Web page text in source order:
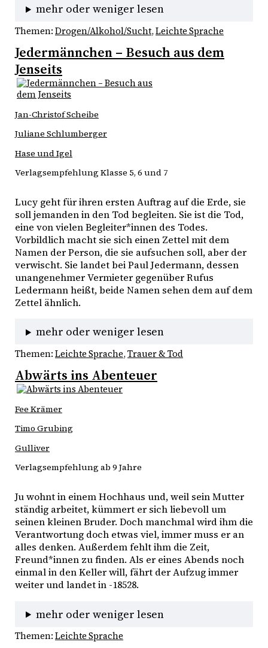
mehr oder weniger lesen
Themen: Drogen/Alkohol/Sucht, Leichte Sprache
Jedermännchen – Besuch aus dem
Jenseits
Jan-Christof Scheibe
Juliane Schlumberger
Hase und Igel
Verlagsempfehlung Klasse 5, 6 und 7
Lucy geht für ihren ersten Auftrag auf die Erde, sie
soll jemanden in den Tod begleiten. Sie ist die Tod,
eine von vielen Begleiter*innen des Todes.
Vorbildlich macht sie sich einen Zettel mit dem
Namen der Person, die sie aufsuchen soll, aber der
verwischt. Sie landet bei Paul Jedermann, dessen
unangenehmer Vermieter gegenüber Rufus
Ledermann heißt, beide Namen sehen dem auf dem
Zettel ähnlich.
mehr oder weniger lesen
Themen: Leichte Sprache, Trauer & Tod
Abwärts ins Abenteuer
Fee Krämer
Timo Grubing
Gulliver
Verlagsempfehlung ab 9 Jahre
Ju wohnt in einem Hochhaus und, weil sein Mutter
ständig arbeitet, kümmert er sich liebevoll um
seinen kleinen Bruder. Doch manchmal wird ihm die
Verantwortung doch etwas viel, immer muss er an
alles denken. Außerdem fehlt ihm die Zeit,
Freund*innen zu finden. Als er eines Abends noch
einmal in den Keller will, fährt der Aufzug immer
weiter und landet in -18528.
mehr oder weniger lesen
Themen: Leichte Sprache